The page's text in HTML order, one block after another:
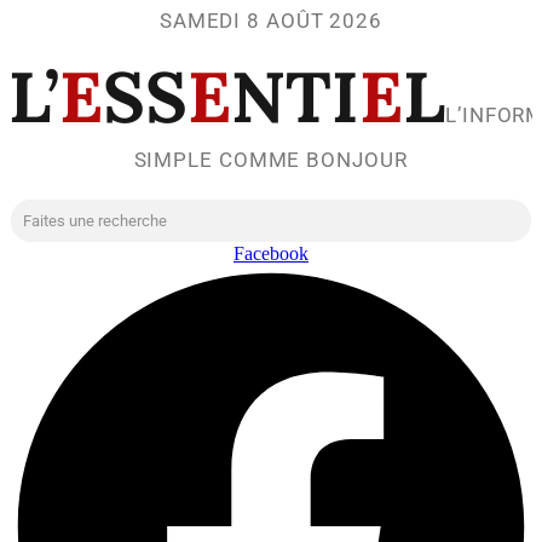
SAMEDI 8 AOÛT 2026
L’ESSENTIEL
SIMPLE COMME BONJOUR
Facebook